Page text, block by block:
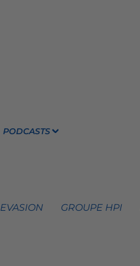
PODCASTS
GROUPE HPI